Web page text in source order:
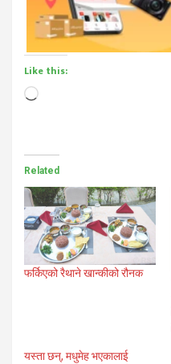
Like this:
Loading…
Related
फर्किएको रैथाने खान्कीको रौनक
यस्ता छन्, मधुमेह भएकालाई